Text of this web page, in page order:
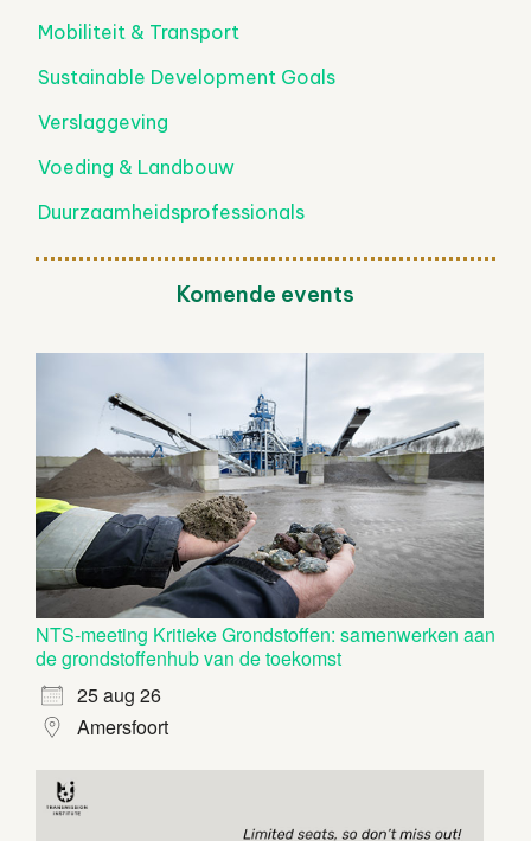
Mobiliteit & Transport
Sustainable Development Goals
Verslaggeving
Voeding & Landbouw
Duurzaamheidsprofessionals
Komende events
NTS-meeting Kritieke Grondstoffen: samenwerken aan
de grondstoffenhub van de toekomst
25 aug 26
Amersfoort